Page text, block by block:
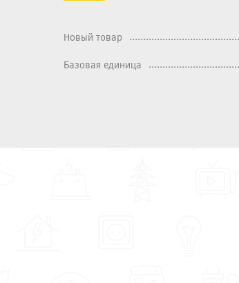
Новый товар
Базовая единица